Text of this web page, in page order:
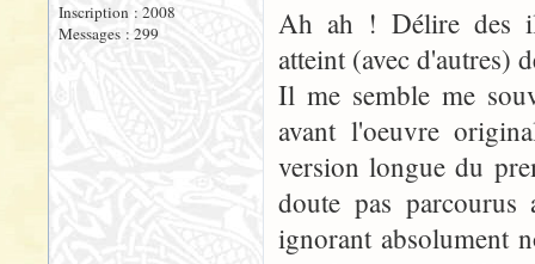
Inscription : 2008
Messages : 299
Ah ah ! Délire des
atteint (avec d'autres)
Il me semble me
avant l'oeuvre
version longue du
doute pas
ignorant absolument